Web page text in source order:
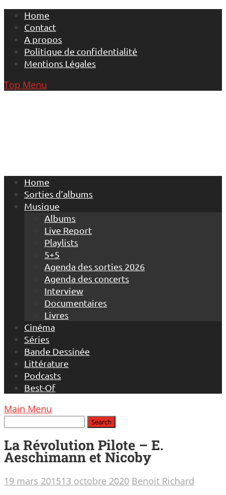
Skip
content
Home
Contact
A propos
Politique de confidentialité
Mentions Légales
Top Menu
Home
Sorties d’albums
Musique
Albums
Live Report
Playlists
5+5
Agenda des sorties 2026
Agenda des concerts
Interview
Documentaires
Livres
Cinéma
Séries
Bande Dessinée
Littérature
Podcasts
Best-Of
Main Menu
La Révolution Pilote – E.
Aeschimann et Nicoby
19 mars 201513 octobre 2020 Benoit Richard